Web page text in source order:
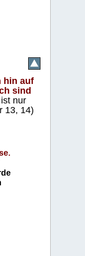
hin auf
sind
nur
13, 14)